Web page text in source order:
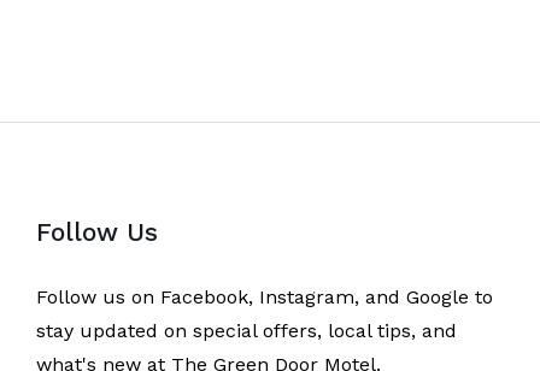
Follow Us
Follow us on Facebook, Instagram, and Google to
stay updated on special offers, local tips, and
what's new at The Green Door Motel.